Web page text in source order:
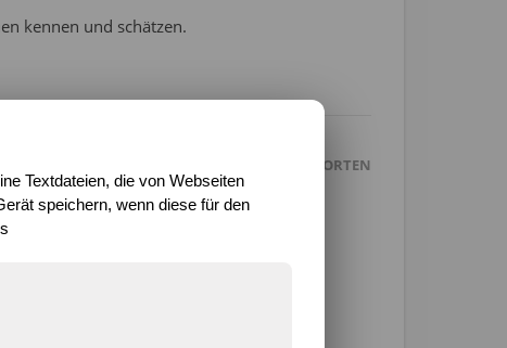
kennen und schätzen.
ANTWORTEN
Textdateien, die von Webseiten
speichern, wenn diese für den